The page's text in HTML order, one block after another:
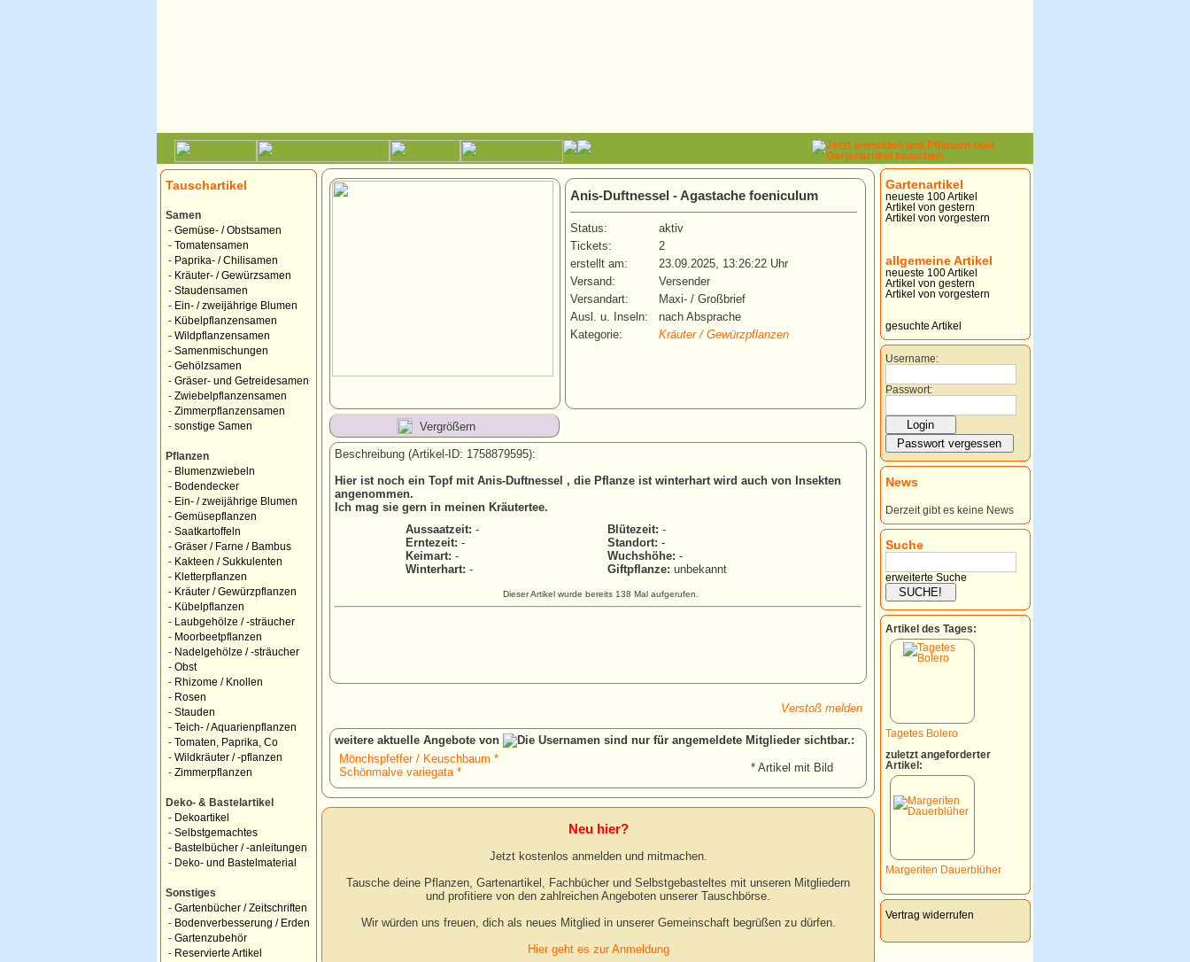
Tauschartikel
Samen
- Gemüse- / Obstsamen
- Tomatensamen
- Paprika- / Chilisamen
- Kräuter- / Gewürzsamen
- Staudensamen
- Ein- / zweijährige Blumen
- Kübelpflanzensamen
- Wildpflanzensamen
- Samenmischungen
- Gehölzsamen
- Gräser- und Getreidesamen
- Zwiebelpflanzensamen
- Zimmerpflanzensamen
- sonstige Samen
Pflanzen
- Blumenzwiebeln
- Bodendecker
- Ein- / zweijährige Blumen
- Gemüsepflanzen
- Saatkartoffeln
- Gräser / Farne / Bambus
- Kakteen / Sukkulenten
- Kletterpflanzen
- Kräuter / Gewürzpflanzen
- Kübelpflanzen
-
Laubgehölze / -sträucher
- Moorbeetpflanzen
- Nadelgehölze / -sträucher
- Obst
- Rhizome / Knollen
- Rosen
- Stauden
- Teich- / Aquarienpflanzen
- Tomaten, Paprika, Co
- Wildkräuter / -pflanzen
- Zimmerpflanzen
Deko- & Bastelartikel
- Dekoartikel
- Selbstgemachtes
- Bastelbücher / -anleitungen
- Deko- und Bastelmaterial
Sonstiges
- Gartenbücher / Zeitschriften
- Bodenverbesserung / Erden
- Gartenzubehör
- Reservierte Artikel
Anis-Duftnessel - Agastache foeniculum
Status:
aktiv
Tickets:
2
erstellt am:
23.09.2025, 13:26:22 Uhr
Versand:
Versender
Versandart:
Maxi- / Großbrief
Ausl. u. Inseln:
nach Absprache
Kategorie:
Kräuter / Gewürzpflanzen
Vergrößern
Beschreibung (Artikel-ID: 1758879595):
Hier ist noch ein Topf mit Anis-Duftnessel , die Pflanze ist winterhart wird auch von Insekten
angenommen.
Ich mag sie gern in meinen Kräutertee.
Aussaatzeit: - Blütezeit: -
Erntezeit: - Standort: -
Keimart: - Wuchshöhe: -
Winterhart: - Giftpflanze: unbekannt
Dieser Artikel wurde bereits 138 Mal aufgerufen.
Verstoß melden
weitere aktuelle Angebote von
:
Mönchspfeffer / Keuschbaum *
Schönmalve variegata *
* Artikel mit Bild
Neu hier?
Jetzt kostenlos anmelden und mitmachen.
Tausche deine Pflanzen, Gartenartikel, Fachbücher und Selbstgebasteltes mit unseren Mitgliedern
und profitiere von den zahlreichen Angeboten unserer Tauschbörse.
Wir würden uns freuen, dich als neues Mitglied in unserer Gemeinschaft begrüßen zu dürfen.
Hier geht es zur Anmeldung
Gartenartikel
neueste 100 Artikel
Artikel von gestern
Artikel von vorgestern
allgemeine Artikel
neueste 100 Artikel
Artikel von gestern
Artikel von vorgestern
gesuchte Artikel
Username:
Passwort:
News
Derzeit gibt es keine News
Suche
erweiterte Suche
Artikel des Tages:
Tagetes Bolero
zuletzt angeforderter
Artikel:
Margeriten Dauerblüher
Vertrag widerrufen